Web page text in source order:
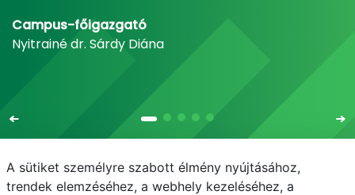
Campus-főigazgató
Nyitrainé dr. Sárdy Diána
A sütiket személyre szabott élmény nyújtásához,
trendek elemzéséhez, a webhely kezeléséhez, a